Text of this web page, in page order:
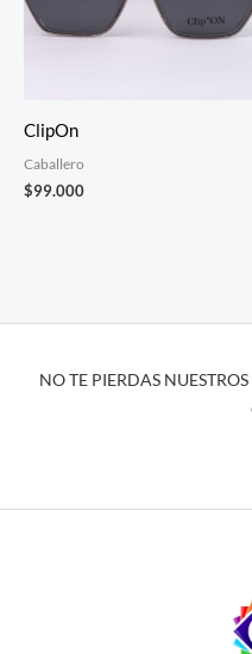
ClipOn
Caballero
$99.000
NO TE PIERDAS